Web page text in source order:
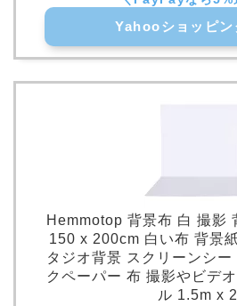
Yahooショッピン
Hemmotop 背景布 白 撮影
150 x 200cm 白い布 背景
タジオ背景 スクリーンシ
クペーパー 布 撮影やビデ
ル 1.5m x